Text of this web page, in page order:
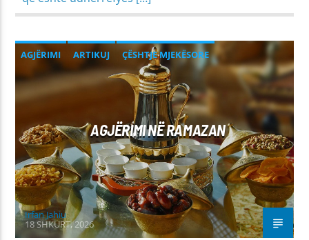
AGJËRIMI ARTIKUJ
ÇËSHTJE MJEKËSORE
DIJA & DAVETI
MIRËSJELLJA - EDUKATA FETARE
AGJËRIMI NË RAMAZAN
Irfan Jahiu
18 SHKURT, 2026